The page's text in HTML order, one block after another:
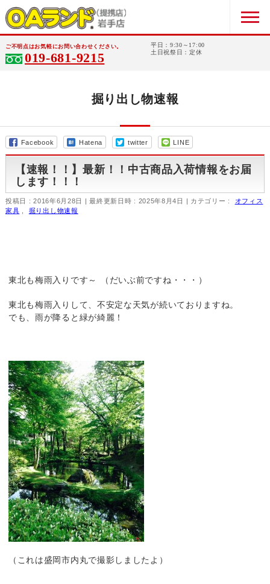
ご不明点はお気軽にお問い合わせください。
019-681-9215
平日：9:30～17:00
土日祝祭日：定休
掘り出し物速報
Facebook Hatena twitter LINE
【速報！！】最新！！中古商品入荷情報をお届
します！！！
投稿日 : 2016年6月28日 最終更新日時 : 2025年8月4日 カテゴリー :
オフィス
家具
掘り出し物速報
東北も梅雨入りです～ （だいぶ前ですね・・・）
東北も梅雨入りして、不安定な天気が続いておりますね。
でも、雨が降ると緑が綺麗！
（これは盛岡市内丸で撮影しましたよ）